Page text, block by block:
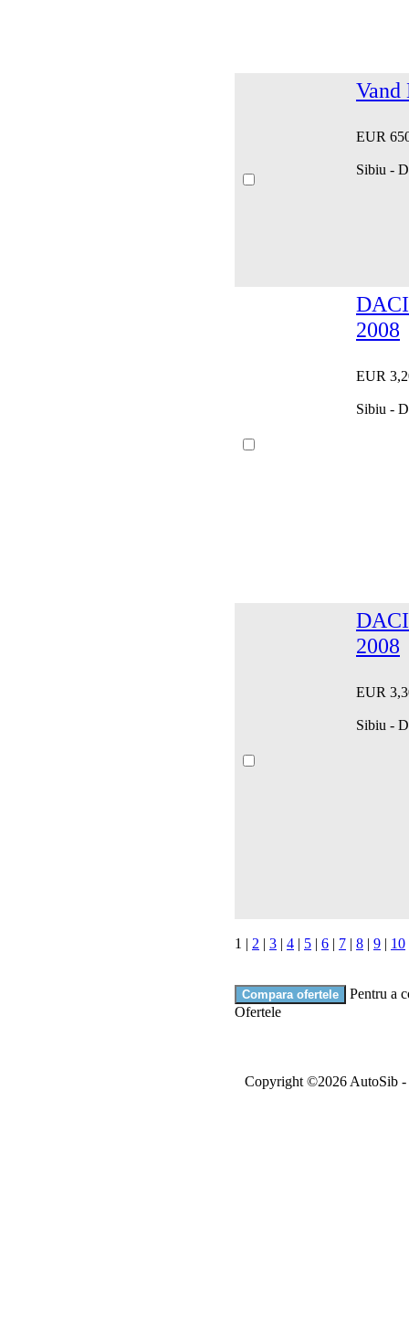
Vand
EUR
Sibiu -
2008
EUR
Sibiu -
2008
EUR
Sibiu -
1 | 2 | 3 | 4 | 5 | 6 | 7 | 8 | 9 | 10
Pentru a
Ofertele
Copyright ©2026 AutoSib -